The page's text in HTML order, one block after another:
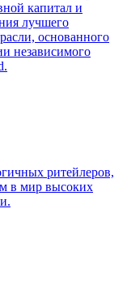
капитал и
лучшего
основанного
независимого
ритейлеров,
в мир высоких